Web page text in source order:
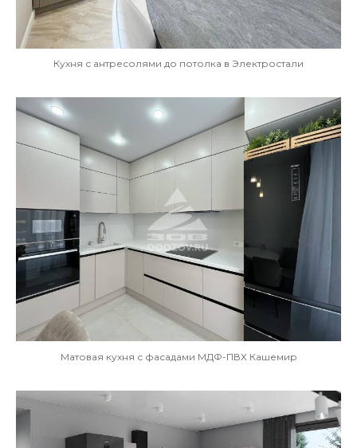
Кухня с антресолями до потолка в Электростали
Матовая кухня с фасадами МДФ-ПВХ Кашемир